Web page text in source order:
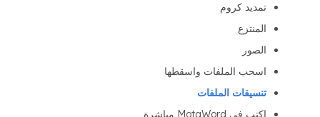
تمديد كروم
المنتزع
الصور
اسحب الملفات واسقطها
تنسيقات الملفات
اكتب في MotaWord مباشرة